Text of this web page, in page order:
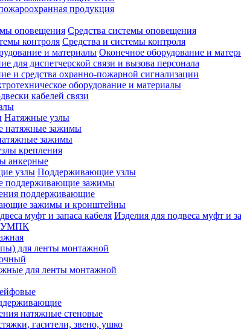
продукция
Средства системы оповещения
Средства и системы контроля
Оконечное оборудование и
для диспетчерской связи и вызова персонала
и средства охранно-пожарной сигнализации
оборудование и материалы
кабелей связи
Натяжные узлы
натяжные зажимы
зажимы
крепления
анкерные
Поддерживающие узлы
поддерживающие зажимы
поддерживающие
зажимы и кронштейны
Изделия для подвеса муфт и
УМПК
для ленты монтажной
для ленты монтажной
натяжные стеновые
гасители, звено, ушко